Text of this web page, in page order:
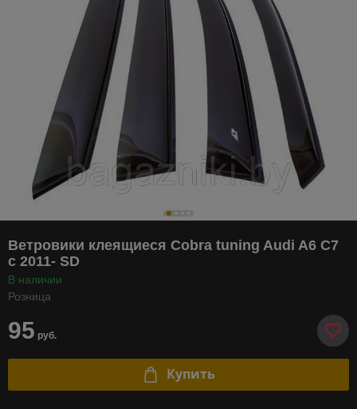
Ветровики клеящиеся Cobra tuning Audi A6 C7
с 2011- SD
В наличии
Розница
95 руб.
Купить